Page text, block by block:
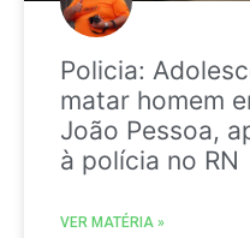
Policia:
matar homem
João Pessoa,
à polícia no RN
VER MATÉRIA »